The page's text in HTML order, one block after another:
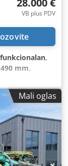
28.000 €
VB plus PDV
,
mm,
pogona:
Mali oglas